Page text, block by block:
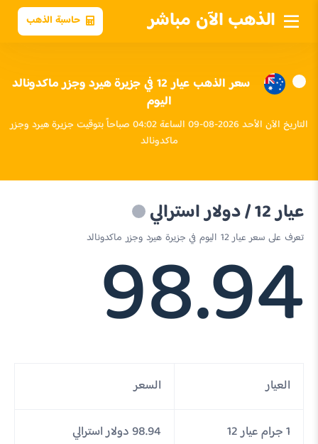
الذهب الآن مباشر حاسبة الذهب
سعر الذهب عيار 12 في جزيرة هيرد وجزر ماكدونالد
اليوم
التاريخ الآن الأحد 2026-08-09 الساعة 04:02 صباحاً بتوقيت جزيرة هيرد وجزر
ماكدونالد
عيار 12 / دولار استرالي
تعرف على سعر عيار 12 اليوم في جزيرة هيرد وجزر ماكدونالد
98.94
العيار السعر
1 جرام عيار 12 98.94 دولار استرالي